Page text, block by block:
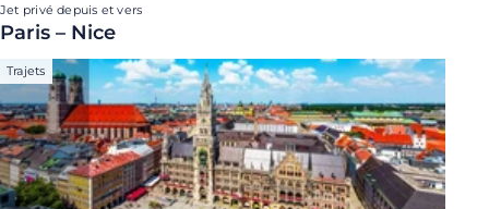
Jet privé depuis et vers
Paris – Nice
Trajets